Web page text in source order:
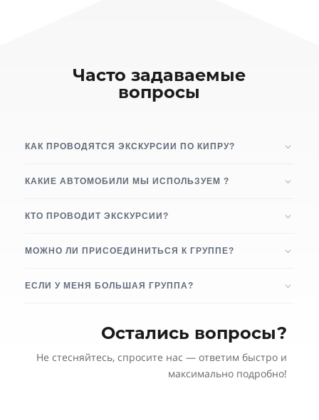
Часто задаваемые
вопросы
КАК ПРОВОДЯТСЯ ЭКСКУРСИИ ПО КИПРУ?
КАКИЕ АВТОМОБИЛИ МЫ ИСПОЛЬЗУЕМ ?
КТО ПРОВОДИТ ЭКСКУРСИИ?
МОЖНО ЛИ ПРИСОЕДИНИТЬСЯ К ГРУППЕ?
ЕСЛИ У МЕНЯ БОЛЬШАЯ ГРУППА?
Остались вопросы?
Не стесняйтесь, спросите нас — ответим быстро и
максимально подробно!